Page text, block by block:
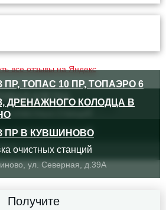
все отзывы на Яндекс
РАБОТЫ
ТОПАС 10 ПР, ТОПАЭРО 6
КЛЕТКА
очистных станций
отдыха «Селигер-клуб»
ДРЕНАЖНОГО КОЛОДЦА В
очистных станций
ПР В КУВШИНОВО
очистных станций
ул. Северная, д.39А
Получите